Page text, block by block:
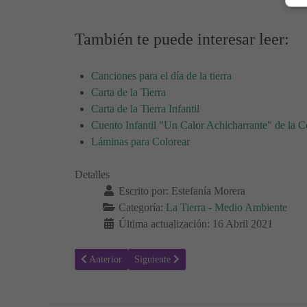
También te puede interesar leer:
Canciones para el día de la tierra
Carta de la Tierra
Carta de la Tierra Infantil
Cuento Infantil "Un Calor Achicharrante" de la
Láminas para Colorear
Detalles
Escrito por: Estefanía Morera
Categoría: La Tierra - Medio Ambiente
Última actualización: 16 Abril 2021
Artículo anterior: Colorear Medio Ambiente 35
Anterior Artículo siguiente: Colorear Medio Ambiente
Siguiente